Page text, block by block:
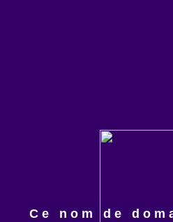
Ce nom de